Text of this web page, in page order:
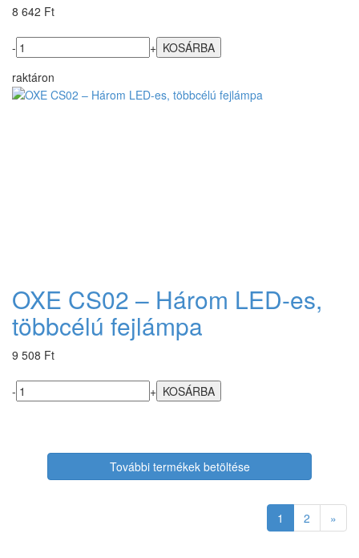
8 642 Ft
-
+
raktáron
OXE CS02 – Három LED-es,
többcélú fejlámpa
9 508 Ft
- +
További termékek betöltése
1 2 »